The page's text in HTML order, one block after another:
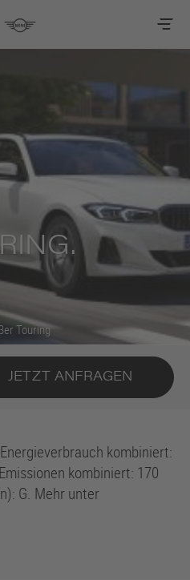
Touring
JETZT ANFRAGEN
kombiniert:
kombiniert: 170
G. Mehr unter